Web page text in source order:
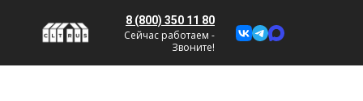
8 (800) 350 11 80
Сейчас работаем -
Звоните!